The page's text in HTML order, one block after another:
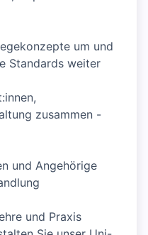
um und
Standards weiter
zusammen -
und Angehörige
und Praxis